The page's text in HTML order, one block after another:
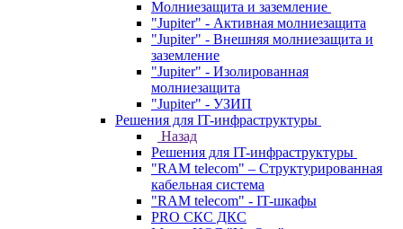
Молниезащита и заземление
"Jupiter" - Активная молниезащита
"Jupiter" - Внешняя молниезащита и
заземление
"Jupiter" - Изолированная
молниезащита
"Jupiter" - УЗИП
Решения для IT-инфраструктуры
Назад
Решения для IT-инфраструктуры
"RAM telecom" – Структурированная
кабельная система
"RAM telecom" - IT-шкафы
PRO СКС ДКС